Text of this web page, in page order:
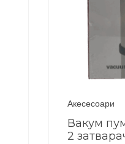
Акесесоари
Вакум
2